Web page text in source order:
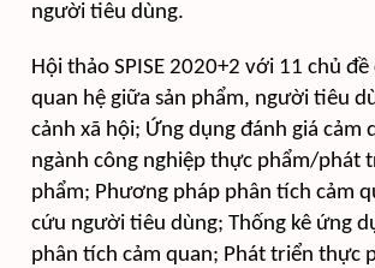
người tiêu dùng.
Hội thảo SPISE 2020+2 với 11 chủ
quan hệ giữa sản phẩm, người tiêu
cảnh xã hội; Ứng dụng đánh giá cảm
ngành công nghiệp thực phẩm/phát
phẩm; Phương pháp phân tích cảm
cứu người tiêu dùng; Thống kê ứng
phân tích cảm quan; Phát triển thực